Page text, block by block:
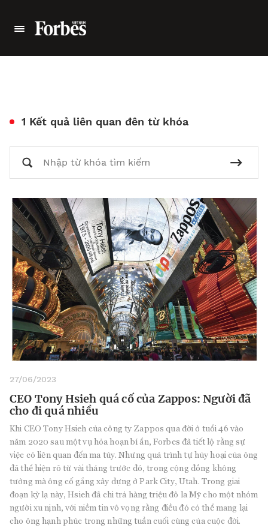
1 Kết quả liên quan đên từ khóa
27/06/2023
CEO Tony Hsieh quá cố của Zappos: Người đã
cho đi quá nhiều
Khi CEO Tony Hsieh của công ty Zappos qua đời ở tuổi 46 vào
năm 2020 sau một vụ hỏa hoạn bí ẩn, Forbes đã tiết lộ rằng sự
việc có liên quan đến ma túy. Nhưng quá trình tự hủy hoại của ông
đã thể hiện rõ từ vài tháng trước đó, trong cộng đồng không
tưởng mà ông cố gắng xây dựng ở Park City, Utah. Trong giai
đoạn kỳ lạ này, Hsieh đã chi trả hàng triệu đô la Mỹ cho một nhóm
người xu nịnh, với niềm tin vô vọng rằng điều đó có thể mang lại
cho ông hạnh phúc trong những tuần cuối cùng của cuộc đời.